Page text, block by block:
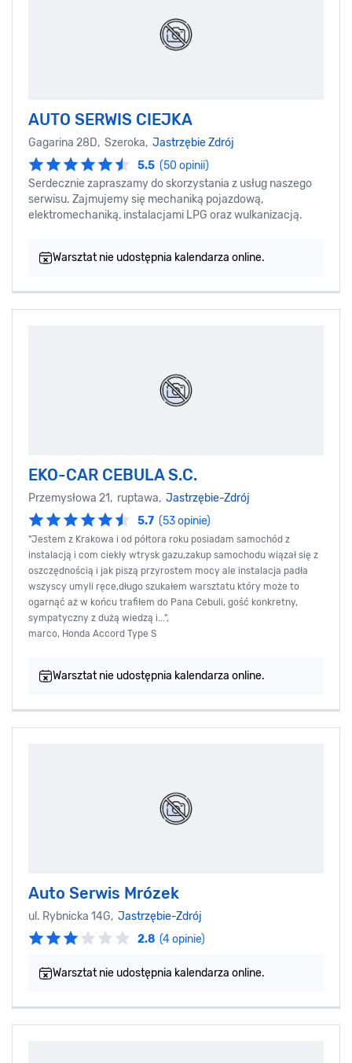
AUTO SERWIS CIEJKA
Gagarina 28D, Szeroka, Jastrzębie Zdrój
5.5 (50 opinii)
Serdecznie zapraszamy do skorzystania z usług naszego
serwisu. Zajmujemy się mechaniką pojazdową,
elektromechaniką, instalacjami LPG oraz wulkanizacją.
Warsztat nie udostępnia kalendarza online.
EKO-CAR CEBULA S.C.
Przemysłowa 21, ruptawa, Jastrzębie-Zdrój
5.7 (53 opinie)
"Jestem z Krakowa i od półtora roku posiadam samochód z
instalacją i com ciekły wtrysk gazu,zakup samochodu wiązał się z
oszczędnością i jak piszą przyrostem mocy ale instalacja padła
wszyscy umyli ręce,długo szukałem warsztatu który może to
ogarnąć aż w końcu trafiłem do Pana Cebuli, gość konkretny,
sympatyczny z dużą wiedzą i...",
marco, Honda Accord Type S
Warsztat nie udostępnia kalendarza online.
Auto Serwis Mrózek
ul. Rybnicka 14G, Jastrzębie-Zdrój
2.8 (4 opinie)
Warsztat nie udostępnia kalendarza online.